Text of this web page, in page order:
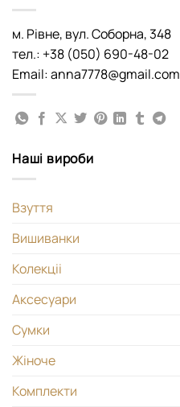
м. Рівне, вул. Соборна, 348
тел.: +38 (050) 690-48-02
Email: anna7778@gmail.com
Наші вироби
Взуття
Вишиванки
Колекціі
Аксесуари
Сумки
Жіноче
Комплекти